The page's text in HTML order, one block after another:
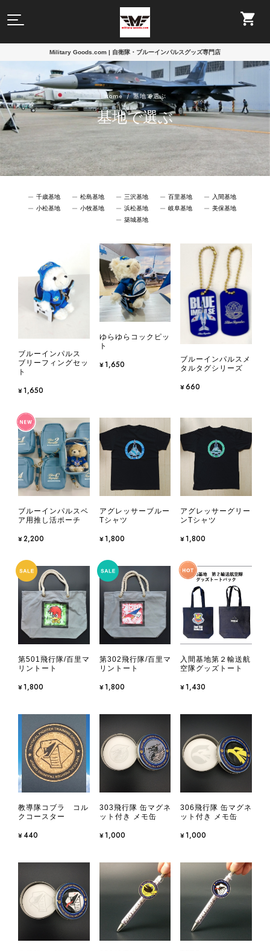
Military Goods.com | 自衛隊・ブルーインパルスグッズ専門店
Home 基地で選ぶ
基地で選ぶ
千歳基地 松島基地 三沢基地 百里基地
入間基地
小松基地
小牧基地 浜松基地 岐阜基地
美保基地
築城基地
ブルーインパルス
ブリーフィングセッ
ト
¥1,650
ゆらゆらコックピッ
ト
¥1,650
ブルーインパルスメ
タルタグシリーズ
¥660
ブルーインパルスベ
ア用推し活ポーチ
¥2,200
アグレッサーブルー
Tシャツ
¥1,800
アグレッサーグリー
ンTシャツ
¥1,800
第501飛行隊/百里マ
リントート
¥1,800
第302飛行隊/百里マ
リントート
¥1,800
入間基地第２輸送航
空隊グッズトート
¥1,430
教導隊コブラ コル
クコースター
¥440
303飛行隊 缶マグネ
ット付き メモ缶
¥1,000
306飛行隊 缶マグネ
ット付き メモ缶
¥1,000